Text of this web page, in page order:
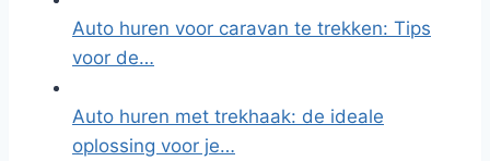
Auto huren voor caravan te trekken: Tips
voor de…
Auto huren met trekhaak: de ideale
oplossing voor je…